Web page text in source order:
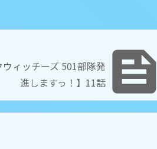

ウィッチーズ 501部隊発
進しますっ！】11話